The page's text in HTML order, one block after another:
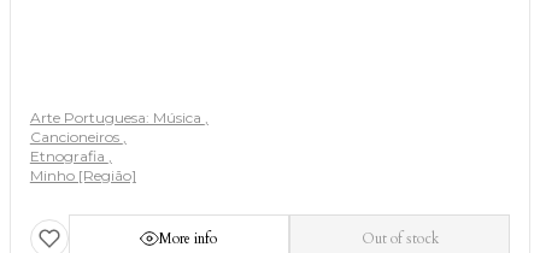
Arte Portuguesa: Música
Cancioneiros
Etnografia
Minho [Região]
More info Out of stock